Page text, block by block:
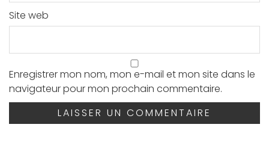
Site web
Enregistrer mon nom, mon e-mail et mon site dans le
navigateur pour mon prochain commentaire.